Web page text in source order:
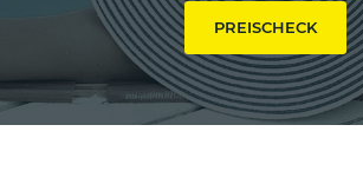
PREISCHECK